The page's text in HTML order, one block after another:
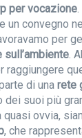
per vocazione
un convegno
per
.
raggiungere
di una rete
suoi più
quasi ovvia,
, che